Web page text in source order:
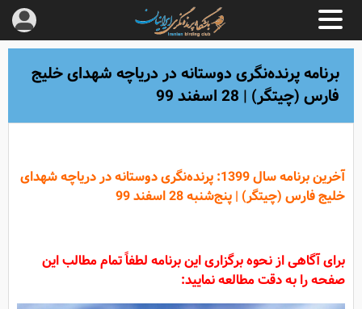
برنامه پرنده‌نگری دوستانه در دریاچه شهدای خلیج
فارس (چیتگر) | 28 اسفند 99
آخرین برنامه سال 1399: پرنده‌نگری دوستانه در دریاچه شهدای
خلیج فارس (چیتگر) | پنج‌شنبه 28 اسفند 99
برای آگاهی از نحوه برگزاری این برنامه لطفاً تمام مطالب این
صفحه را به دقت مطالعه نمایید: